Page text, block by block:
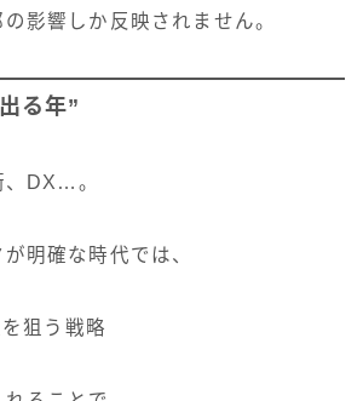
影響しか反映されません。
る年”
、DX…。
明確な時代では、
狙う戦略